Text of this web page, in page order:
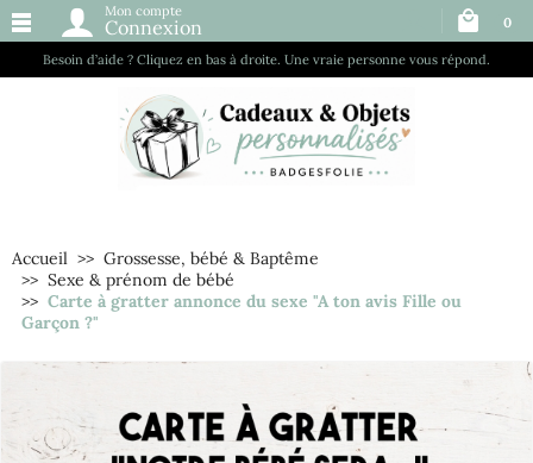
Besoin d’aide ? Cliquez en bas à droite. Une vraie personne vous répond.
Mon compte
Connexion 0
Accueil
Grossesse, bébé & Baptême
Sexe & prénom de bébé
Carte à gratter annonce du sexe "A ton avis Fille ou
Garçon ?"